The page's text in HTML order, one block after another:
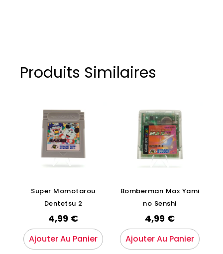
Produits Similaires
Super Momotarou
Dentetsu 2
4,99 €
Ajouter Au Panier
Bomberman Max Yami
no Senshi
4,99 €
Ajouter Au Panier